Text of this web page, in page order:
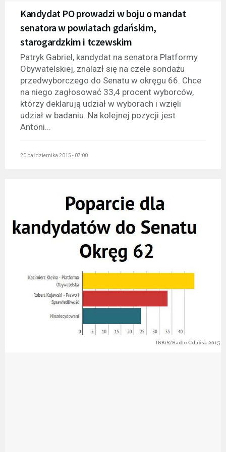
Kandydat PO prowadzi w boju o mandat
senatora w powiatach gdańskim,
starogardzkim i tczewskim
Patryk Gabriel, kandydat na senatora Platformy
Obywatelskiej, znalazł się na czele sondażu
przedwyborczego do Senatu w okręgu 66. Chce
na niego zagłosować 33,4 procent wyborców,
którzy deklarują udział w wyborach i wzięli
udział w badaniu. Na kolejnej pozycji jest
Antoni...
20 października 2015 - 07:00